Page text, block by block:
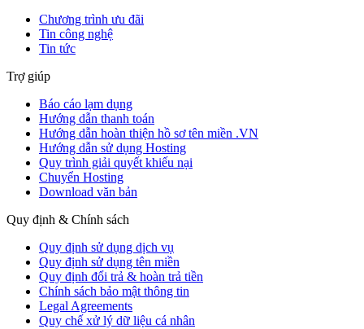
Chương trình ưu đãi
Tin công nghệ
Tin tức
Trợ giúp
Báo cáo lạm dụng
Hướng dẫn thanh toán
Hướng dẫn hoàn thiện hồ sơ tên miền .VN
Hướng dẫn sử dụng Hosting
Quy trình giải quyết khiếu nại
Chuyển Hosting
Download văn bản
Quy định & Chính sách
Quy định sử dụng dịch vụ
Quy định sử dụng tên miền
Quy định đổi trả & hoàn trả tiền
Chính sách bảo mật thông tin
Legal Agreements
Quy chế xử lý dữ liệu cá nhân